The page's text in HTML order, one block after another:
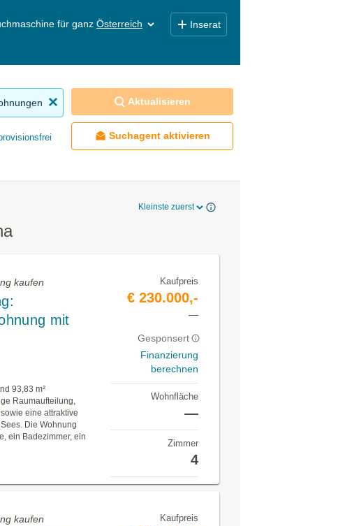
für ganz Österreich Inserat
Aktualisieren
Suchagent aktivieren
Kleinste zuerst
kaufen
mit
93,83 m²
Raumaufteilung,
eine attraktive
Die Wohnung
ein Badezimmer, ein
Kaufpreis
€ 230.000,-
—
Gesponsert
Finanzierung
berechnen
Wohnfläche
—
Zimmer
4
kaufen Kaufpreis